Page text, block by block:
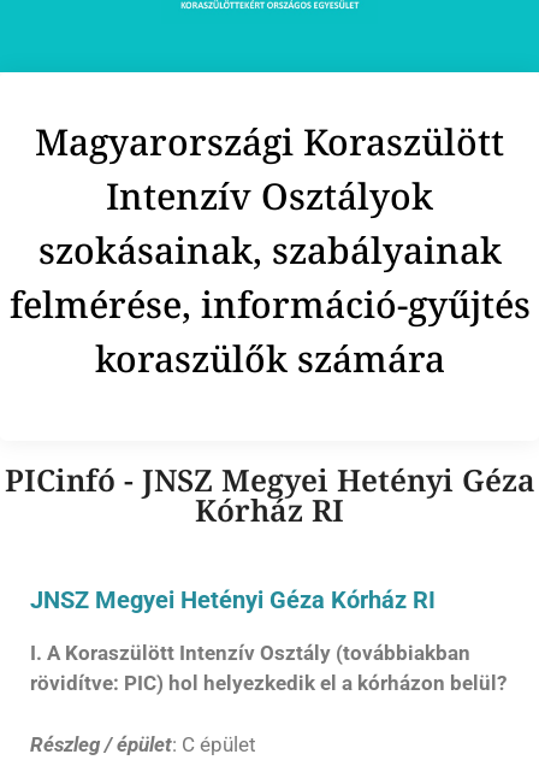
Magyarországi Koraszülött
Intenzív Osztályok
szokásainak, szabályainak
felmérése, információ-gyűjtés
koraszülők számára
PICinfó - JNSZ Megyei Hetényi Géza
Kórház RI
JNSZ Megyei Hetényi Géza Kórház RI
I. A Koraszülött Intenzív Osztály (továbbiakban
rövidítve: PIC) hol helyezkedik el a kórházon belül?
Részleg / épület: C épület